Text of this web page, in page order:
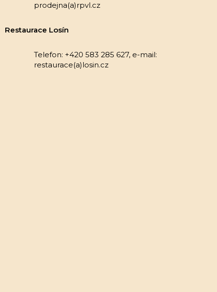
prodejna(a)rpvl.cz
Restaurace Losín
Telefon: +420 583 285 627, e-mail:
restaurace(a)losin.cz